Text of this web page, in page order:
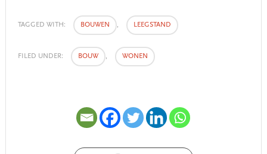
TAGGED WITH: BOUWEN , LEEGSTAND
FILED UNDER: BOUW , WONEN